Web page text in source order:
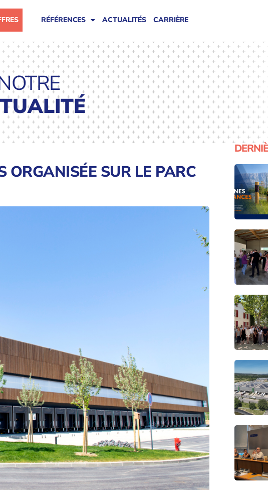
RÉFÉRENCES ACTUALITÉS CARRIÈRE
ORGANISÉE SUR LE PARC